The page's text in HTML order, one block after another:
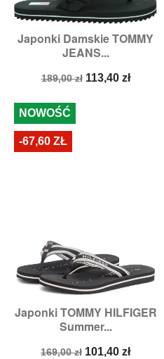
Japonki Damskie TOMMY
JEANS...
Cena
189,00 zł Cena
113,40 zł
Japonki TOMMY HILFIGER
Summer...
Cena
169,00 zł Cena
101,40 zł
NOWOŚĆ
-67,60 ZŁ